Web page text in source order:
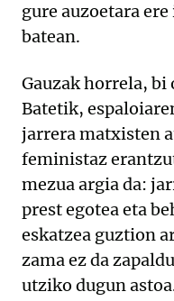
gure auzoetara
batean.
Gauzak horrela,
Batetik,
jarrera matxisten
feministaz
mezua argia da:
prest egotea eta
eskatzea guztion
zama ez da
utziko dugun